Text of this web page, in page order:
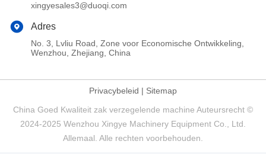
xingyesales3@duoqi.com
Adres
No. 3, Lvliu Road, Zone voor Economische Ontwikkeling,
Wenzhou, Zhejiang, China
Privacybeleid | Sitemap
China Goed Kwaliteit zak verzegelende machine Auteursrecht ©
2024-2025 Wenzhou Xingye Machinery Equipment Co., Ltd.
Allemaal. Alle rechten voorbehouden.